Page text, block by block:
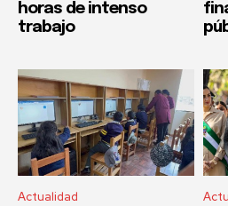
horas de intenso
trabajo
Actualidad